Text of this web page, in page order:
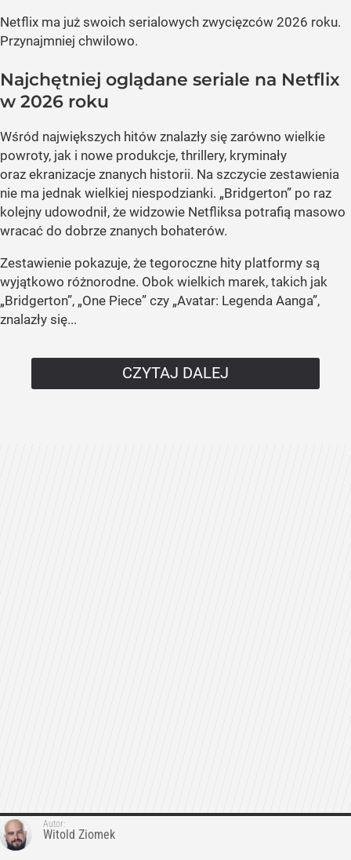
Netflix ma już swoich serialowych zwycięzców 2026 roku.
Przynajmniej chwilowo.
Najchętniej oglądane seriale na Netflix
w 2026 roku
Wśród największych hitów znalazły się zarówno wielkie
powroty, jak i nowe produkcje, thrillery, kryminały
oraz ekranizacje znanych historii. Na szczycie zestawienia
nie ma jednak wielkiej niespodzianki. „Bridgerton” po raz
kolejny udowodnił, że widzowie Netfliksa potrafią masowo
wracać do dobrze znanych bohaterów.
Zestawienie pokazuje, że tegoroczne hity platformy są
wyjątkowo różnorodne. Obok wielkich marek, takich jak
„Bridgerton”, „One Piece” czy „Avatar: Legenda Aanga”,
znalazły się...
CZYTAJ DALEJ
Autor:
Witold Ziomek